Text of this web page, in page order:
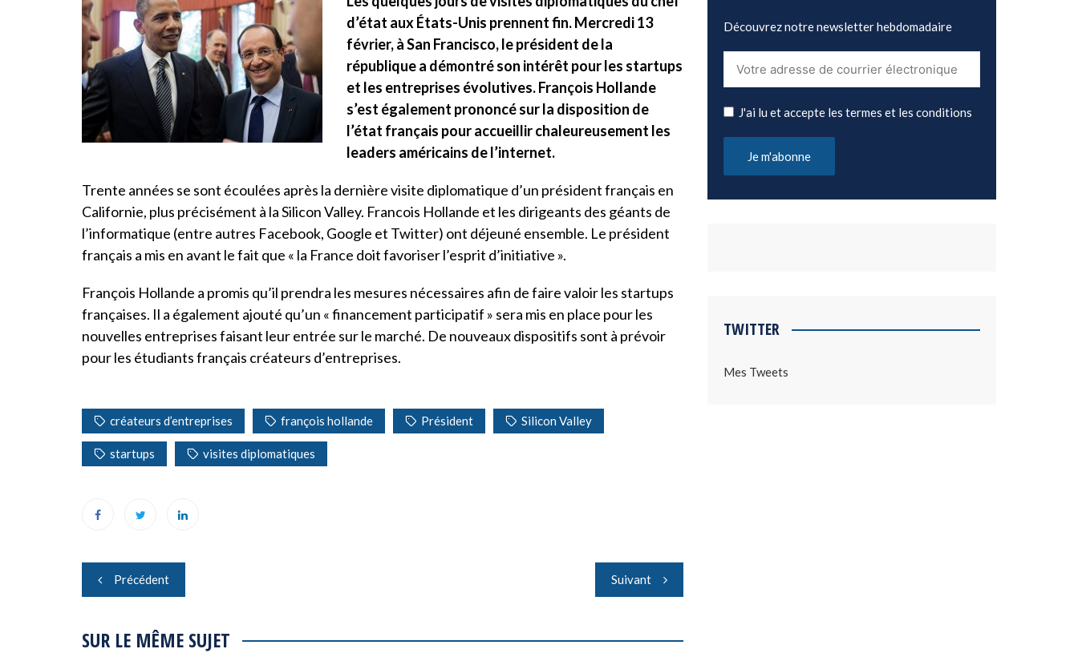
d’état aux États-Unis prennent fin. Mercredi 13
février, à San Francisco, le président de la
république a démontré son intérêt pour les startups
et les entreprises évolutives. François Hollande
s’est également prononcé sur la disposition de
l’état français pour accueillir chaleureusement les
leaders américains de l’internet.
Trente années se sont écoulées après la dernière visite diplomatique d’un président français en
Californie, plus précisément à la Silicon Valley. Francois Hollande et les dirigeants des géants de
l’informatique (entre autres Facebook, Google et Twitter) ont déjeuné ensemble. Le président
français a mis en avant le fait que « la France doit favoriser l’esprit d’initiative ».
François Hollande a promis qu’il prendra les mesures nécessaires afin de faire valoir les startups
françaises. Il a également ajouté qu’un « financement participatif » sera mis en place pour les
nouvelles entreprises faisant leur entrée sur le marché. De nouveaux dispositifs sont à prévoir
pour les étudiants français créateurs d’entreprises.
créateurs d’entreprises françois hollande Président Silicon Valley
startups visites diplomatiques
Navigation
de
l’article
Précédent Suivant
SUR LE MÊME SUJET
Découvrez notre newsletter hebdomadaire
J'ai lu et accepte les termes et les conditions
TWITTER
Mes Tweets